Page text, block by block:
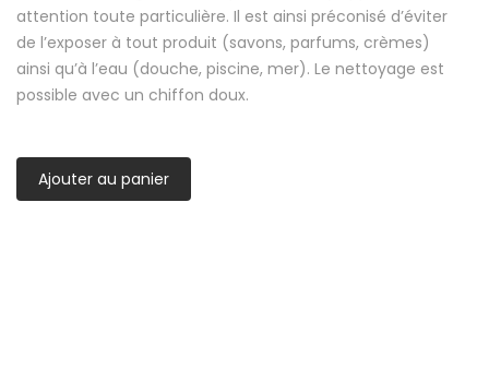
attention toute particulière. Il est ainsi préconisé d’éviter
de l’exposer à tout produit (savons, parfums, crèmes)
ainsi qu’à l’eau (douche, piscine, mer). Le nettoyage est
possible avec un chiffon doux.
Ajouter au panier